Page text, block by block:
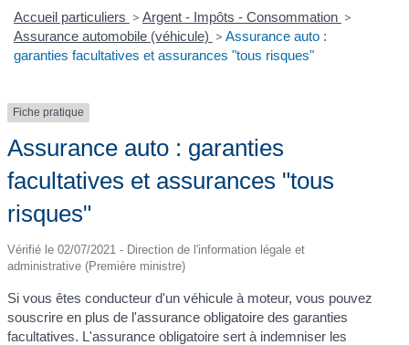
Accueil particuliers > Argent - Impôts - Consommation >
Assurance automobile (véhicule) > Assurance auto :
garanties facultatives et assurances "tous risques"
Fiche pratique
Assurance auto : garanties
facultatives et assurances "tous
risques"
Vérifié le 02/07/2021 - Direction de l'information légale et
administrative (Première ministre)
Si vous êtes conducteur d'un véhicule à moteur, vous pouvez
souscrire en plus de l'assurance obligatoire des garanties
facultatives. L'assurance obligatoire sert à indemniser les